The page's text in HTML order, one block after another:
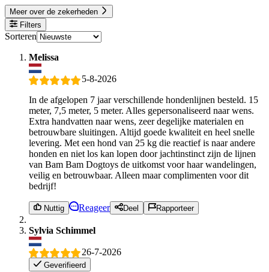
Meer over de zekerheden
Filters
Sorteren
Melissa
5-8-2026
In de afgelopen 7 jaar verschillende hondenlijnen besteld. 15
meter, 7,5 meter, 5 meter. Alles gepersonaliseerd naar wens.
Extra handvatten naar wens, zeer degelijke materialen en
betrouwbare sluitingen. Altijd goede kwaliteit en heel snelle
levering. Met een hond van 25 kg die reactief is naar andere
honden en niet los kan lopen door jachtinstinct zijn de lijnen
van Bam Bam Dogtoys de uitkomst voor haar wandelingen,
veilig en betrouwbaar. Alleen maar complimenten voor dit
bedrijf!
Nuttig Reageer Deel Rapporteer
Sylvia Schimmel
26-7-2026
Geverifieerd